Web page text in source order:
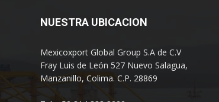
NUESTRA UBICACION
Mexicoxport Global Group S.A de C.V
Fray Luis de León 527 Nuevo Salagua,
Manzanillo, Colima. C.P. 28869